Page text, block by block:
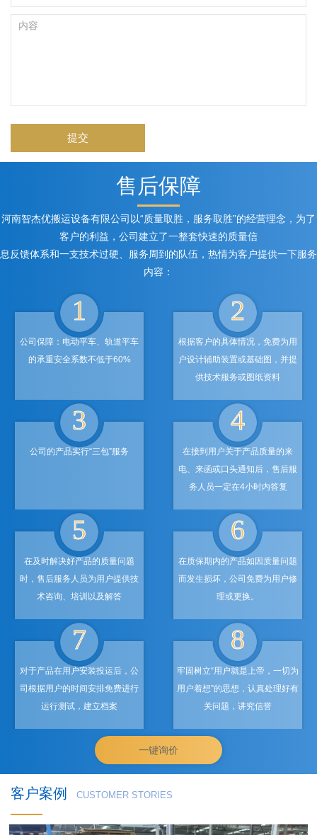
提交
售后保障
河南智杰优搬运设备有限公司以“质量取胜，服务取胜”的经营理念，为了
客户的利益，公司建立了一整套快速的质量信
息反馈体系和一支技术过硬、服务周到的队伍，热情为客户提供一下服务
内容：
1
公司保障：电动平车、轨道平车
的承重安全系数不低于60%
2
根据客户的具体情况，免费为用
户设计辅助装置或基础图，并提
供技术服务或图纸资料
3
公司的产品实行“三包”服务
4
在接到用户关于产品质量的来
电、来函或口头通知后，售后服
务人员一定在4小时内答复
5
在及时解决好产品的质量问题
时，售后服务人员为用户提供技
术咨询、培训以及解答
6
在质保期内的产品如因质量问题
而发生损坏，公司免费为用户修
理或更换。
7
对于产品在用户安装投运后，公
司根据用户的时间安排免费进行
运行测试，建立档案
8
牢固树立“用户就是上帝，一切为
用户着想”的思想，认真处理好有
关问题，讲究信誉
一键询价
客户案例 CUSTOMER STORIES